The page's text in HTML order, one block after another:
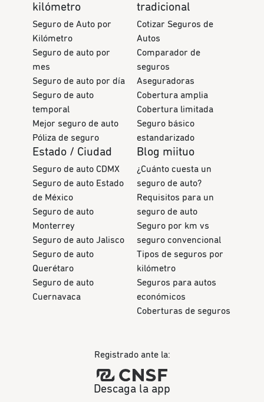
kilómetro
Seguro de Auto por
Kilómetro
Seguro de auto por
mes
Seguro de auto por día
Seguro de auto
temporal
Mejor seguro de auto
Póliza de seguro
tradicional
Cotizar Seguros de
Autos
Comparador de
seguros
Aseguradoras
Cobertura amplia
Cobertura limitada
Seguro básico
estandarizado
Estado / Ciudad
Seguro de auto CDMX
Seguro de auto Estado
de México
Seguro de auto
Monterrey
Seguro de auto Jalisco
Seguro de auto
Querétaro
Seguro de auto
Cuernavaca
Blog miituo
¿Cuánto cuesta un
seguro de auto?
Requisitos para un
seguro de auto
Seguro por km vs
seguro convencional
Tipos de seguros por
kilómetro
Seguros para autos
económicos
Coberturas de seguros
Registrado ante la:
Descaga la app